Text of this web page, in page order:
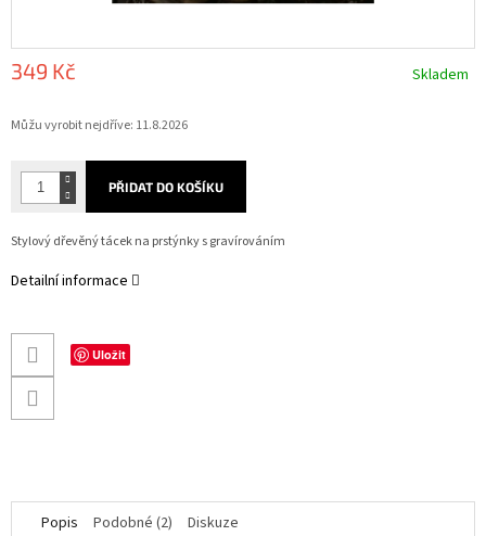
349 Kč
cena:
Skladem
Můžu vyrobit nejdříve: 11.8.2026
PŘIDAT DO KOŠÍKU
Stylový dřevěný tácek na prstýnky s gravírováním
Detailní informace
Uložit
Popis Podobné (2) Diskuze